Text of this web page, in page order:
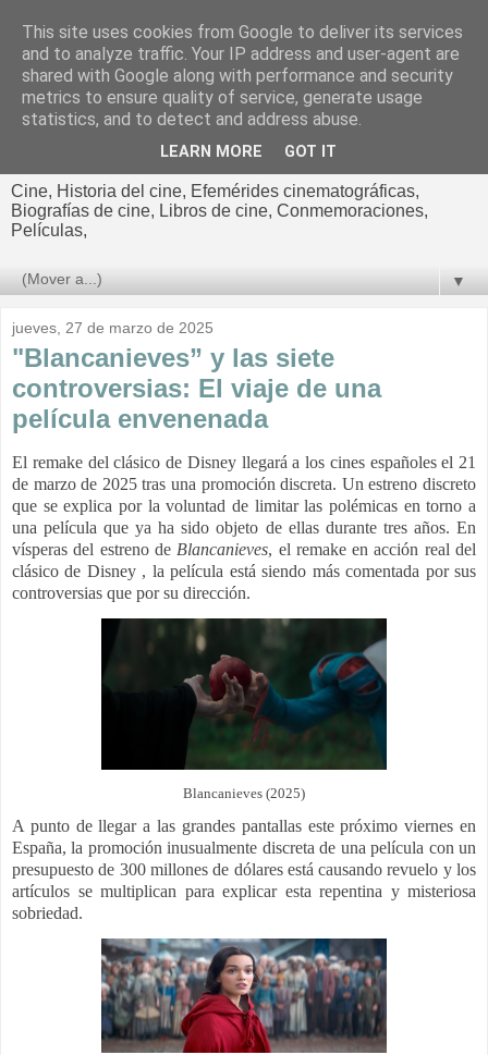
El cultural
cinematográfico de Jorge
Cine, Historia del cine, Efemérides cinematográficas,
Biografías de cine, Libros de cine, Conmemoraciones,
Películas,
▼
jueves, 27 de marzo de 2025
"Blancanieves” y las siete
controversias: El viaje de una
película envenenada
El remake del clásico de Disney llegará a los cines españoles el 21
de marzo de 2025 tras una promoción discreta. Un estreno discreto
que se explica por la voluntad de limitar las polémicas en torno a
una película que ya ha sido objeto de ellas durante tres años. En
vísperas del estreno de Blancanieves, el remake en acción real del
clásico de Disney , la película está siendo más comentada por sus
controversias que por su dirección.
Blancanieves (2025)
A punto de llegar a las grandes pantallas este próximo viernes en
España, la promoción inusualmente discreta de una película con un
presupuesto de 300 millones de dólares está causando revuelo y los
artículos se multiplican para explicar esta repentina y misteriosa
sobriedad.
This site uses cookies from Google to deliver its services
and to analyze traffic. Your IP address and user-agent are
shared with Google along with performance and security
metrics to ensure quality of service, generate usage
statistics, and to detect and address abuse.
LEARN MORE GOT IT